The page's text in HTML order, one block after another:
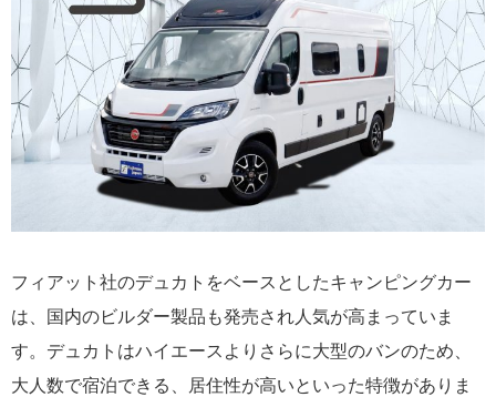
フィアット社のデュカトをベースとしたキャンピングカー
は、国内のビルダー製品も発売され人気が高まっていま
す。デュカトはハイエースよりさらに大型のバンのため、
大人数で宿泊できる、居住性が高いといった特徴がありま